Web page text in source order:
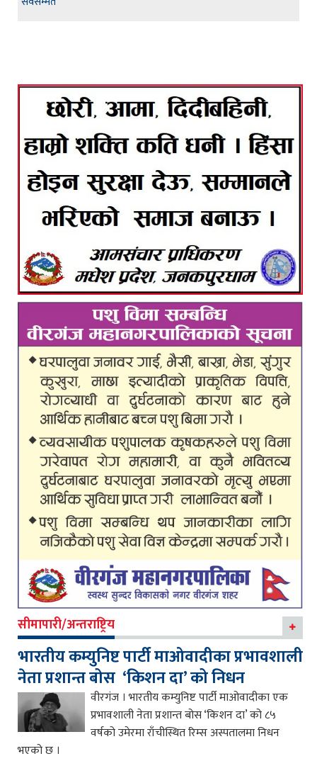
सीमापारी/अन्तराष्ट्रिय
भारतीय कम्युनिष्ट पार्टी माओवादीका प्रभावशाली
नेता प्रशान्त बोस ‘किशन दा’ को निधन
वीरगंज । भारतीय कम्युनिष्ट पार्टी माओवादीका एक
प्रभावशाली नेता प्रशान्त बोस ‘किशन दा’ को ८५
वर्षको उमेरमा राँचीस्थित रिम्स अस्पतालमा निधन
भएको छ ।